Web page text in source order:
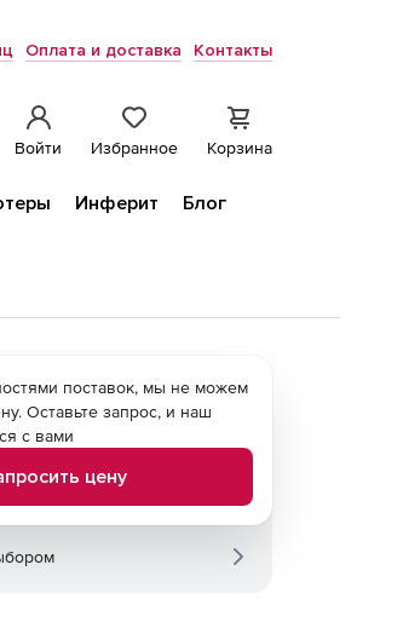
Оплата и доставка Контакты
Войти Избранное Корзина
Инферит
Блог
поставок, мы не можем
Оставьте запрос, и наш
с вами
цену